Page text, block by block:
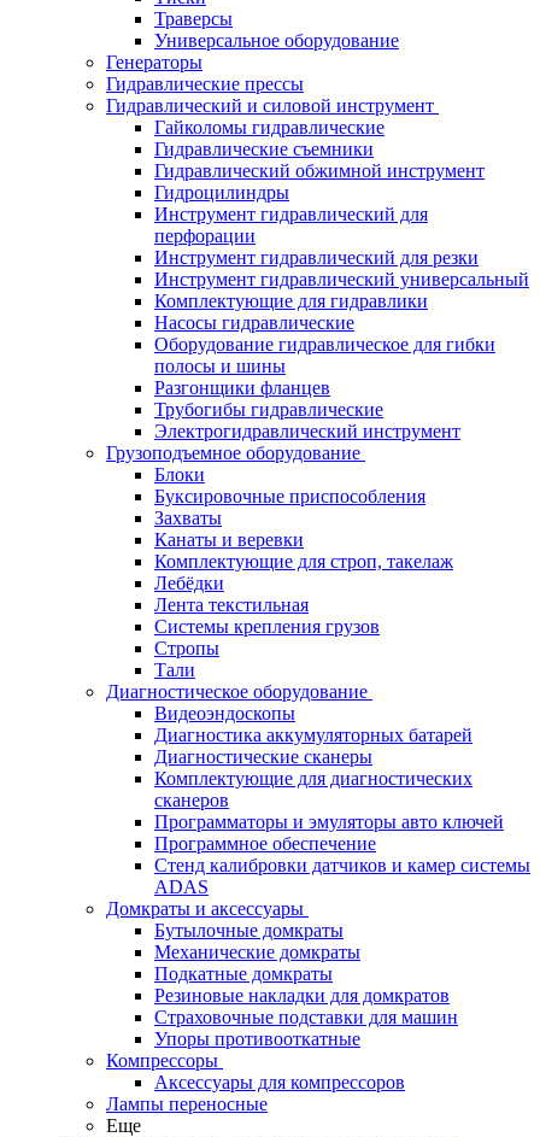
Траверсы
Универсальное оборудование
Генераторы
Гидравлические прессы
Гидравлический и силовой инструмент
Гайколомы гидравлические
Гидравлические съемники
Гидравлический обжимной инструмент
Гидроцилиндры
Инструмент гидравлический для
перфорации
Инструмент гидравлический для резки
Инструмент гидравлический универсальный
Комплектующие для гидравлики
Насосы гидравлические
Оборудование гидравлическое для гибки
полосы и шины
Разгонщики фланцев
Трубогибы гидравлические
Электрогидравлический инструмент
Грузоподъемное оборудование
Блоки
Буксировочные приспособления
Захваты
Канаты и веревки
Комплектующие для строп, такелаж
Лебёдки
Лента текстильная
Системы крепления грузов
Стропы
Тали
Диагностическое оборудование
Видеоэндоскопы
Диагностика аккумуляторных батарей
Диагностические сканеры
Комплектующие для диагностических
сканеров
Программаторы и эмуляторы авто ключей
Программное обеспечение
Стенд калибровки датчиков и камер системы
ADAS
Домкраты и аксессуары
Бутылочные домкраты
Механические домкраты
Подкатные домкраты
Резиновые накладки для домкратов
Страховочные подставки для машин
Упоры противооткатные
Компрессоры
Аксессуары для компрессоров
Лампы переносные
Еще